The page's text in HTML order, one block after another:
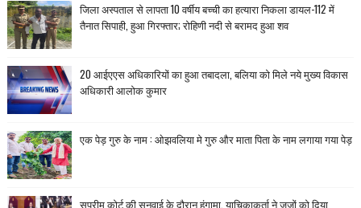
जिला अस्पताल से लापता 10 वर्षीय बच्ची का हत्यारा निकला डायल-112 में
तैनात सिपाही, हुआ गिरफ्तार; रोहिणी नदी से बरामद हुआ शव
20 आईएएस अधिकारियों का हुआ तबादला, बलिया को मिले नये मुख्य विकास
अधिकारी आलोक कुमार
एक पेड़ गुरु के नाम : ओझवलिया मे गुरु और माता पिता के नाम लगाया गया पेड़
सुप्रीम कोर्ट की सुनवाई के दौरान हंगामा, याचिकाकर्ता ने जजों को दिया